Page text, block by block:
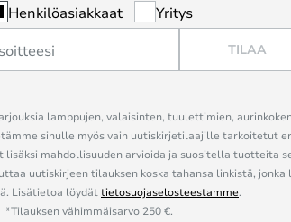
Henkilöasiakkaat Yritys
TILAA
lamppujen, valaisinten, tuulettimien,
sinulle myös vain uutiskirjetilaajille tarkoitetut
mahdollisuuden arvioida ja suositella tuotteita
uutiskirjeen tilauksen koska tahansa linkistä, jonka
Lisätietoa löydättietosuojaselosteestamme.
*Tilauksen vähimmäisarvo 250 €.